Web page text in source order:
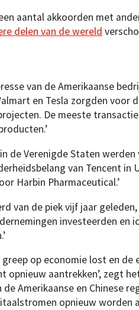
aantal akkoorden met
delen van de wereld
van de Amerikaanse
en Tesla zorgden
De meeste
in de Verenigde Staten
van Tencent in
Harbin Pharmaceutical.’
van de piek vijf jaar
investeerden en
greep op economie lost en
aantrekken’, zegt
Amerikaanse en Chinese
opnieuw worden